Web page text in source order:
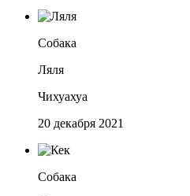
Собака
Ляля
Чихуахуа
20 декабря 2021
Собака